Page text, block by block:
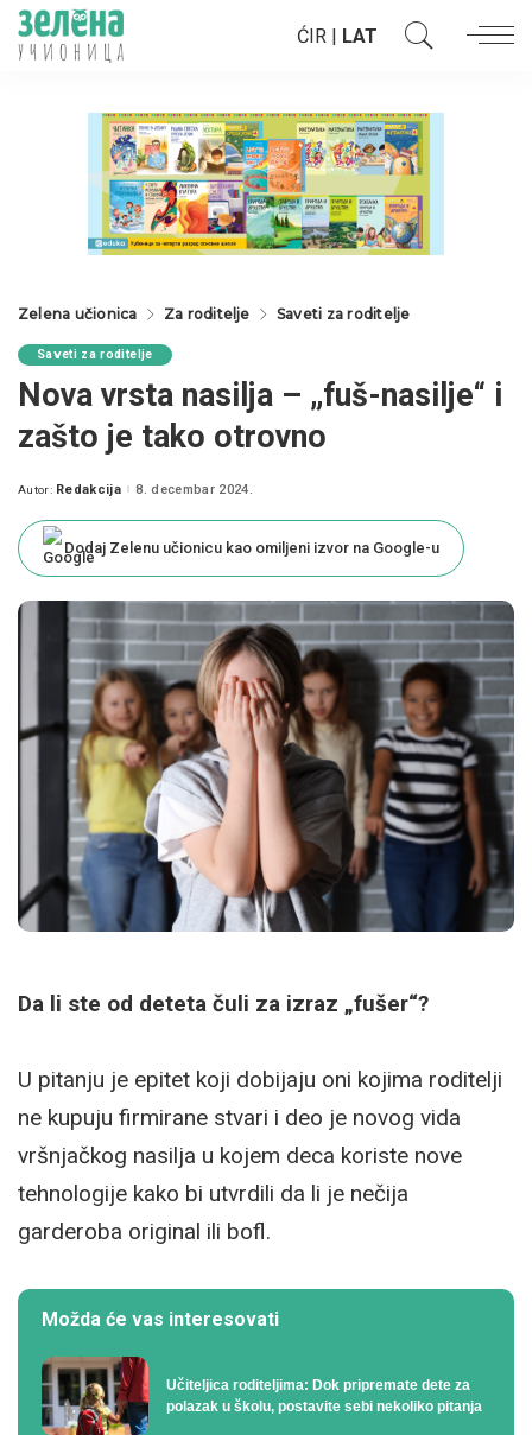
ĆIR | LAT
Zelena učionica Za roditelje Saveti za roditelje
Saveti za roditelje
Nova vrsta nasilja – „fuš-nasilje“ i
zašto je tako otrovno
Posted
Autor: Redakcija 8. decembar 2024.
Dodaj Zelenu učionicu kao omiljeni izvor na Google-u
Da li ste od deteta čuli za izraz „fušer“?
U pitanju je epitet koji dobijaju oni kojima roditelji
ne kupuju firmirane stvari i deo je novog vida
vršnjačkog nasilja u kojem deca koriste nove
tehnologije kako bi utvrdili da li je nečija
garderoba original ili bofl.
Možda će vas interesovati
Učiteljica roditeljima: Dok pripremate dete za
polazak u školu, postavite sebi nekoliko pitanja